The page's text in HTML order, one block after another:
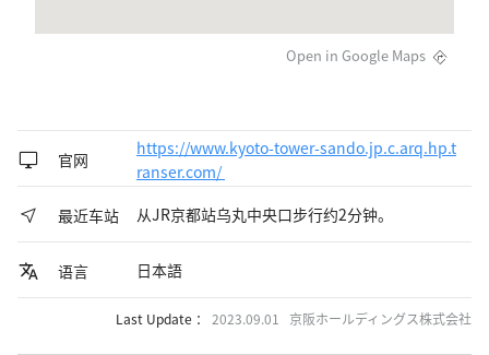
Open in Google Maps
官网
https://www.kyoto-tower-sando.jp.c.arq.hp.t
ranser.com/
最近车站
从JR京都站乌丸中央口步行约2分钟。
语言 日本語
Last Update ： 2023.09.01 京阪ホールディングス株式会社